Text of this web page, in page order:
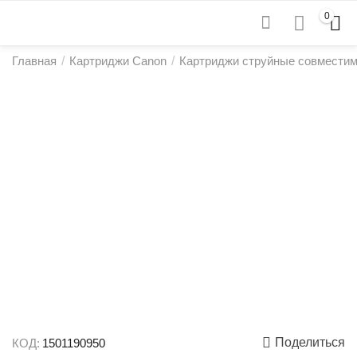
0
Главная / Картриджи Canon / Картриджи струйные
КОД: 1501190950 Поделиться